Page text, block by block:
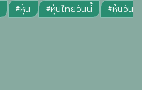
#หุ้น #หุ้นไทยวันนี้ #หุ้นวันนี้